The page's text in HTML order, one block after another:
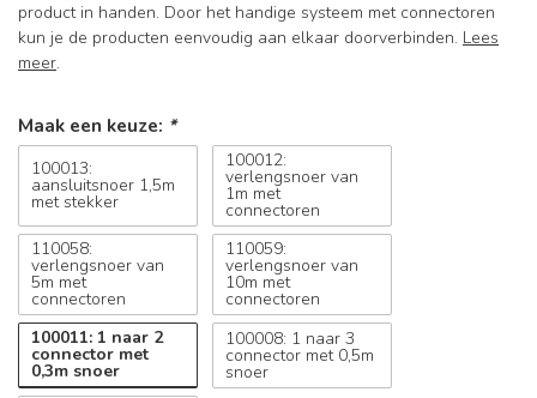
product in handen. Door het handige systeem met connectoren
kun je de producten eenvoudig aan elkaar doorverbinden. Lees
meer.
Maak een keuze: *
100013:
aansluitsnoer 1,5m
met stekker
100012:
verlengsnoer van
1m met
connectoren
110058:
verlengsnoer van
5m met
connectoren
110059:
verlengsnoer van
10m met
connectoren
100011: 1 naar 2
connector met
0,3m snoer
100008: 1 naar 3
connector met 0,5m
snoer